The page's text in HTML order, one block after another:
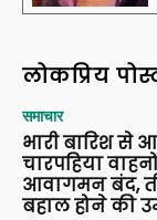
लोकप्रिय
समाचार
भारी बारिश से
चारपहिया
आवागमन बंद,
बहाल होने की